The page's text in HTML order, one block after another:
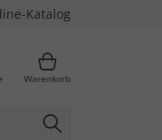
Katalog
Warenkorb